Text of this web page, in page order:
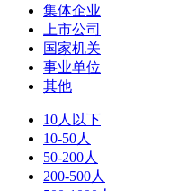
集体企业
上市公司
国家机关
事业单位
其他
10人以下
10-50人
50-200人
200-500人